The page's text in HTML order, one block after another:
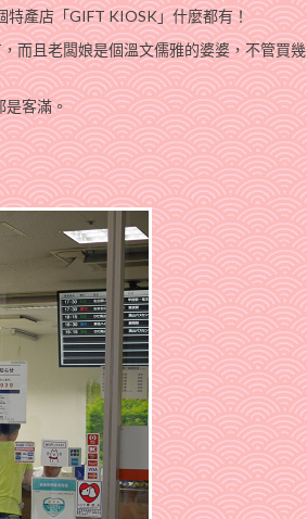
特產店「GIFT KIOSK」什麼都有！
而且老闆娘是個溫文儒雅的婆婆，不管買幾
是客滿。